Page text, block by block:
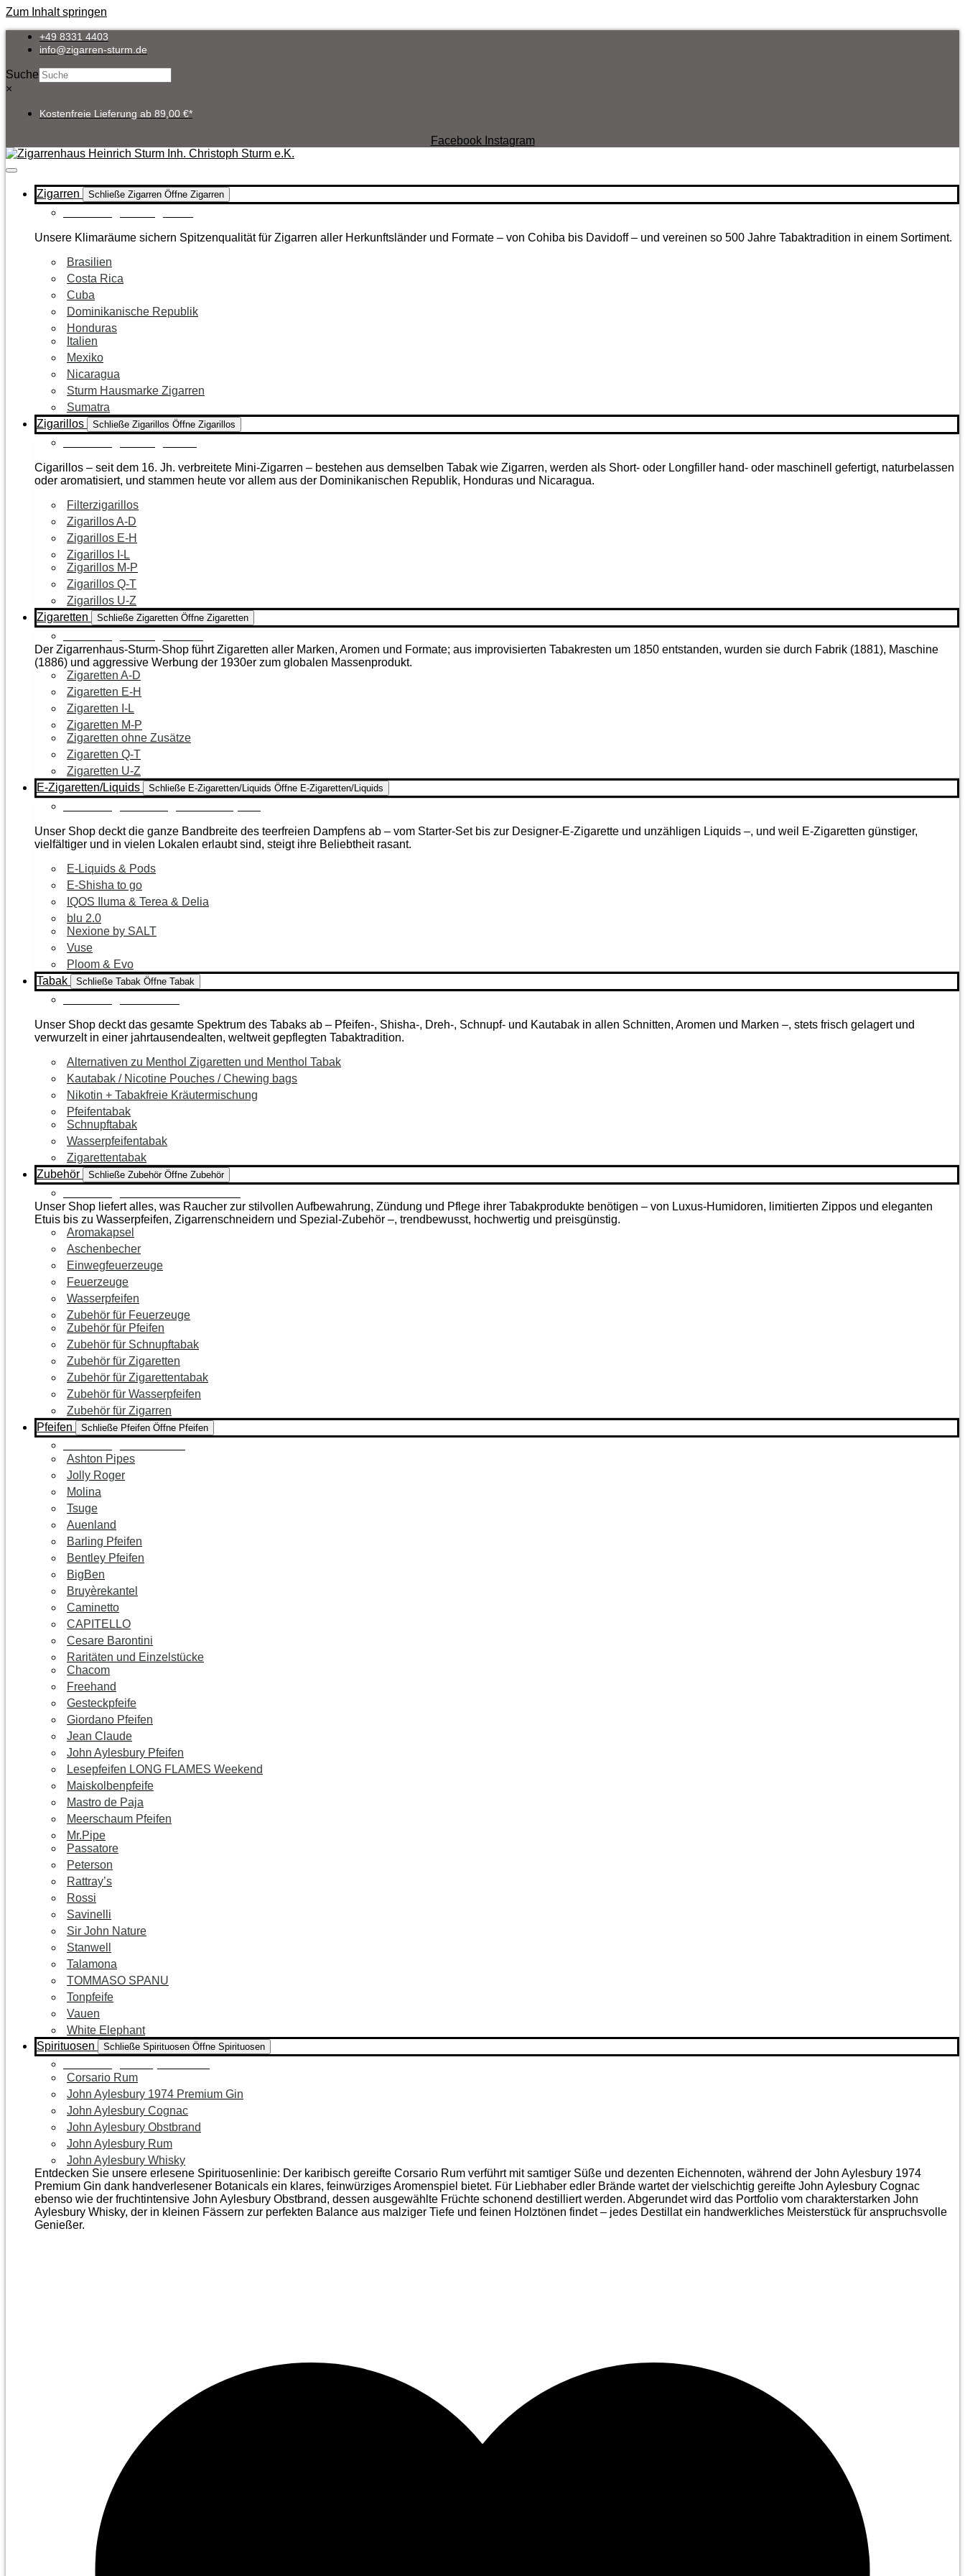
Zum Inhalt springen
+49 8331 4403
info@zigarren-sturm.de
Suche
×
Kostenfreie Lieferung ab 89,00 €*
Facebook Instagram
Zigarren Schließe Zigarren Öffne Zigarren
Unsere Klimaräume sichern Spitzenqualität für Zigarren aller Herkunftsländer und Formate – von Cohiba bis Davidoff – und vereinen so 500 Jahre Tabaktradition in einem Sortiment.
Brasilien
Costa Rica
Cuba
Dominikanische Republik
Honduras
Italien
Mexiko
Nicaragua
Sturm Hausmarke Zigarren
Sumatra
Zigarillos
Schließe Zigarillos Öffne Zigarillos
Cigarillos – seit dem 16. Jh. verbreitete Mini-Zigarren – bestehen aus demselben Tabak wie Zigarren, werden als Short- oder Longfiller hand- oder maschinell gefertigt, naturbelassen
oder aromatisiert, und stammen heute vor allem aus der Dominikanischen Republik, Honduras und Nicaragua.
Filterzigarillos
Zigarillos A-D
Zigarillos E-H
Zigarillos I-L
Zigarillos M-P
Zigarillos Q-T
Zigarillos U-Z
Zigaretten
Schließe Zigaretten Öffne Zigaretten
Der Zigarrenhaus-Sturm-Shop führt Zigaretten aller Marken, Aromen und Formate; aus improvisierten Tabakresten um 1850 entstanden, wurden sie durch Fabrik (1881), Maschine
(1886) und aggressive Werbung der 1930er zum globalen Massenprodukt.
Zigaretten A-D
Zigaretten E-H
Zigaretten I-L
Zigaretten M-P
Zigaretten ohne Zusätze
Zigaretten Q-T
Zigaretten U-Z
E-Zigaretten/Liquids
Schließe E-Zigaretten/Liquids Öffne E-Zigaretten/Liquids
Unser Shop deckt die ganze Bandbreite des teerfreien Dampfens ab – vom Starter-Set bis zur Designer-E-Zigarette und unzähligen Liquids –, und weil E-Zigaretten günstiger,
vielfältiger und in vielen Lokalen erlaubt sind, steigt ihre Beliebtheit rasant.
E-Liquids & Pods
E-Shisha to go
IQOS Iluma & Terea & Delia
blu 2.0
Nexione by SALT
Vuse
Ploom & Evo
Tabak
Schließe Tabak Öffne Tabak
Unser Shop deckt das gesamte Spektrum des Tabaks ab – Pfeifen-, Shisha-, Dreh-, Schnupf- und Kautabak in allen Schnitten, Aromen und Marken –, stets frisch gelagert und
verwurzelt in einer jahrtausendealten, weltweit gepflegten Tabaktradition.
Alternativen zu Menthol Zigaretten und Menthol Tabak
Kautabak / Nicotine Pouches / Chewing bags
Nikotin + Tabakfreie Kräutermischung
Pfeifentabak
Schnupftabak
Wasserpfeifentabak
Zigarettentabak
Zubehör
Schließe Zubehör Öffne Zubehör
Unser Shop liefert alles, was Raucher zur stilvollen Aufbewahrung, Zündung und Pflege ihrer Tabakprodukte benötigen – von Luxus-Humidoren, limitierten Zippos und eleganten
Etuis bis zu Wasserpfeifen, Zigarrenschneidern und Spezial-Zubehör –, trendbewusst, hochwertig und preisgünstig.
Aromakapsel
Aschenbecher
Einwegfeuerzeuge
Feuerzeuge
Wasserpfeifen
Zubehör für Feuerzeuge
Zubehör für Pfeifen
Zubehör für Schnupftabak
Zubehör für Zigaretten
Zubehör für Zigarettentabak
Zubehör für Wasserpfeifen
Zubehör für Zigarren
Pfeifen
Schließe Pfeifen Öffne Pfeifen
Ashton Pipes
Jolly Roger
Molina
Tsuge
Auenland
Barling Pfeifen
Bentley Pfeifen
BigBen
Bruyèrekantel
Caminetto
CAPITELLO
Cesare Barontini
Raritäten und Einzelstücke
Chacom
Freehand
Gesteckpfeife
Giordano Pfeifen
Jean Claude
John Aylesbury Pfeifen
Lesepfeifen LONG FLAMES Weekend
Maiskolbenpfeife
Mastro de Paja
Meerschaum Pfeifen
Mr.Pipe
Passatore
Peterson
Rattray’s
Rossi
Savinelli
Sir John Nature
Stanwell
Talamona
TOMMASO SPANU
Tonpfeife
Vauen
White Elephant
Spirituosen
Schließe Spirituosen Öffne Spirituosen
Corsario Rum
John Aylesbury 1974 Premium Gin
John Aylesbury Cognac
John Aylesbury Obstbrand
John Aylesbury Rum
John Aylesbury Whisky
Entdecken Sie unsere erlesene Spirituosenlinie: Der karibisch gereifte Corsario Rum verführt mit samtiger Süße und dezenten Eichen­noten, während der John Aylesbury 1974
Premium Gin dank handverlesener Botanicals ein klares, feinwürziges Aromenspiel bietet. Für Liebhaber edler Brände wartet der vielschichtig gereifte John Aylesbury Cognac
ebenso wie der frucht­intensive John Aylesbury Obstbrand, dessen ausgewählte Früchte schonend destilliert werden. Abgerundet wird das Portfolio vom charakterstarken John
Aylesbury Whisky, der in kleinen Fässern zur perfekten Balance aus malziger Tiefe und feinen Holz­tönen findet – jedes Destillat ein handwerkliches Meister­stück für anspruchsvolle
Genießer.